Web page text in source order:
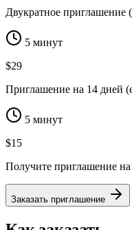
Двукратное приглашение
5 минут
$29
Приглашение на 14 дней
5 минут
$15
Получите приглашение
Заказать приглашение